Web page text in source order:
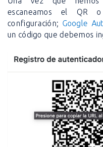
escaneamos el QR
configuración; Google
un código que debemos